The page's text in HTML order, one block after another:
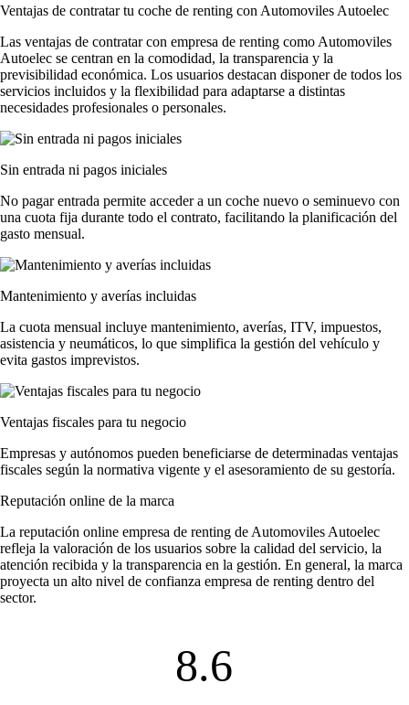
Ventajas de contratar tu coche de renting con Automoviles Autoelec
Las ventajas de contratar con empresa de renting como Automoviles
Autoelec se centran en la comodidad, la transparencia y la
previsibilidad económica. Los usuarios destacan disponer de todos los
servicios incluidos y la flexibilidad para adaptarse a distintas
necesidades profesionales o personales.
Sin entrada ni pagos iniciales
No pagar entrada permite acceder a un coche nuevo o seminuevo con
una cuota fija durante todo el contrato, facilitando la planificación del
gasto mensual.
Mantenimiento y averías incluidas
La cuota mensual incluye mantenimiento, averías, ITV, impuestos,
asistencia y neumáticos, lo que simplifica la gestión del vehículo y
evita gastos imprevistos.
Ventajas fiscales para tu negocio
Empresas y autónomos pueden beneficiarse de determinadas ventajas
fiscales según la normativa vigente y el asesoramiento de su gestoría.
Reputación online de la marca
La reputación online empresa de renting de Automoviles Autoelec
refleja la valoración de los usuarios sobre la calidad del servicio, la
atención recibida y la transparencia en la gestión. En general, la marca
proyecta un alto nivel de confianza empresa de renting dentro del
sector.
8.6